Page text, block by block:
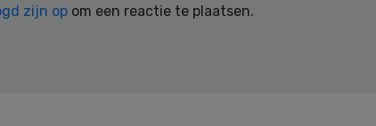
zijn op om een reactie te plaatsen.